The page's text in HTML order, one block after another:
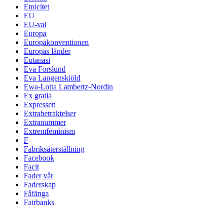
Etnicitet
EU
EU-val
Europa
Europakonventionen
Europas länder
Eutanasi
Eva Forslund
Eva Langenskiöld
Ewa-Lotta Lambertz-Nordin
Ex gratia
Expressen
Extrabetraktelser
Extranummer
Extremfeminism
F
Fabriksåterställning
Facebook
Facit
Fader vår
Faderskap
Fåfänga
Fairbanks